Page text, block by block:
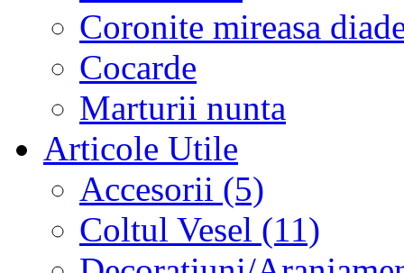
Coronite mireasa
Cocarde
Marturii nunta
Articole Utile
Accesorii (5)
Coltul Vesel (11)